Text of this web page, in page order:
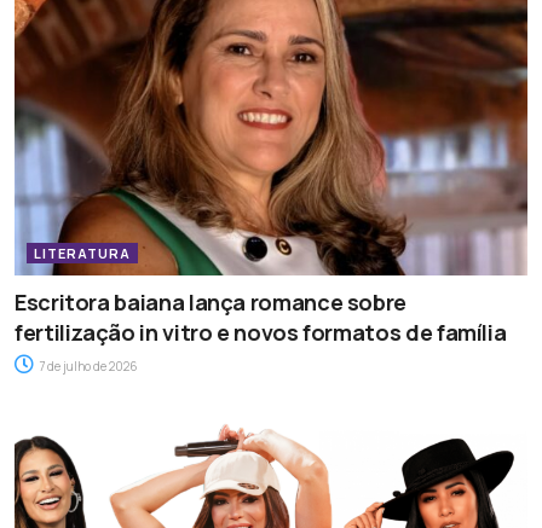
LITERATURA
Escritora baiana lança romance sobre
fertilização in vitro e novos formatos de família
7 de julho de 2026